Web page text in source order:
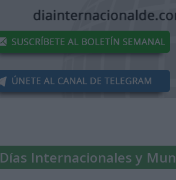
Días Internacionales y